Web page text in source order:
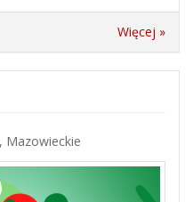
Więcej »
Mazowieckie